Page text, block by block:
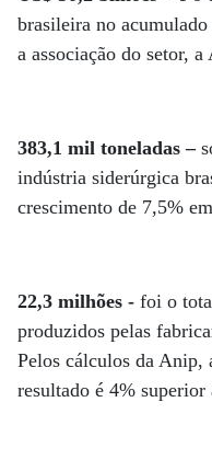
brasileira no
a associação do setor,
383,1 mil toneladas –
indústria siderúrgica
crescimento de 7,5%
22,3 milhões - foi o
produzidos pelas
Pelos cálculos da Anip,
resultado é 4%